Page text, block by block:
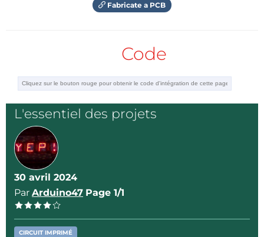
Fabricate a PCB
Code
L'essentiel des projets
30 avril 2024
Par Arduino47 Page 1/1
CIRCUIT IMPRIMÉ